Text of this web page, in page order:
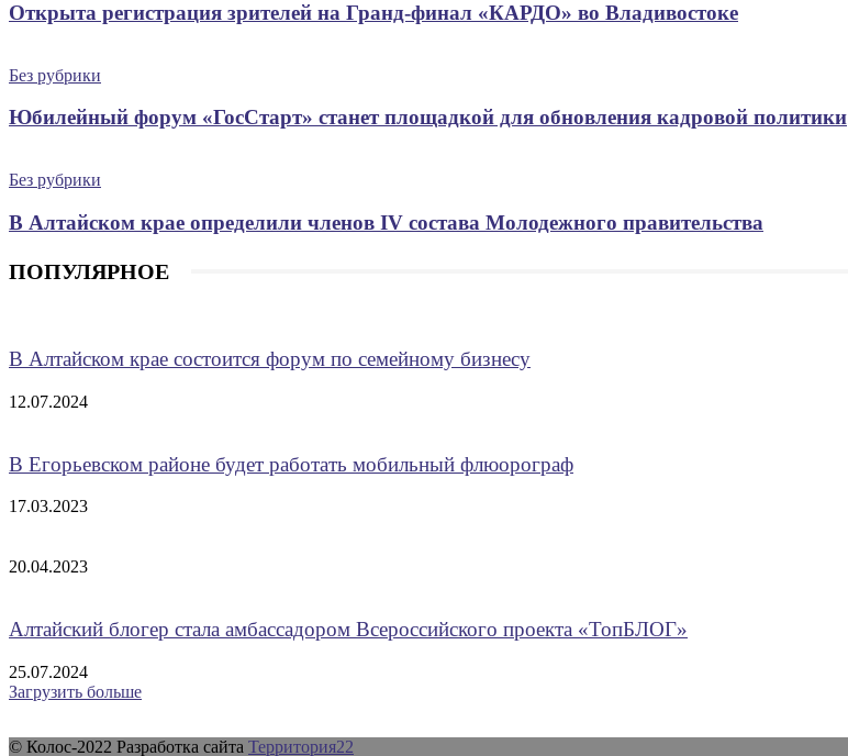
Открыта регистрация зрителей на Гранд-финал «КАРДО» во Владивостоке
Без рубрики
Юбилейный форум «ГосСтарт» станет площадкой для обновления кадровой политики
Без рубрики
В Алтайском крае определили членов IV состава Молодежного правительства
ПОПУЛЯРНОЕ
В Алтайском крае состоится форум по семейному бизнесу
12.07.2024
В Егорьевском районе будет работать мобильный флюорограф
17.03.2023
20.04.2023
Алтайский блогер стала амбассадором Всероссийского проекта «ТопБЛОГ»
25.07.2024
Загрузить больше
© Колос-2022 Разработка сайта Территория22